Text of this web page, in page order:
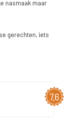
nasmaak maar
gerechten, iets
7,6